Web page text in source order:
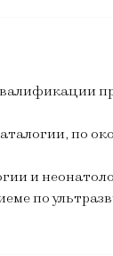
по
и
по